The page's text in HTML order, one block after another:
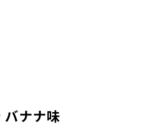
ナナ味